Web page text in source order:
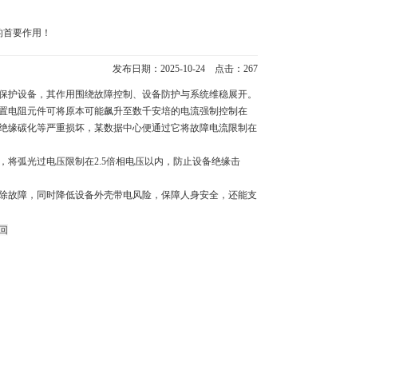
要作用！
发布日期：2025-10-24 点击：267
设备，其作用围绕故障控制、设备防护与系统维稳展开。
电阻元件可将原本可能飙升至数千安培的电流强制控制在
缘碳化等严重损坏，某数据中心便通过它将故障电流限制在
弧光过电压限制在2.5倍相电压以内，防止设备绝缘击
故障，同时降低设备外壳带电风险，保障人身安全，还能支